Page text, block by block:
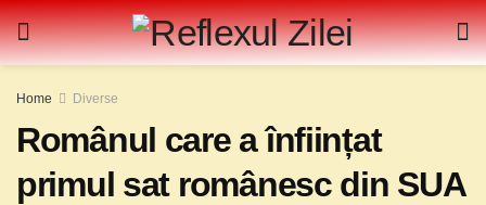
Home Diverse
Românul care a înființat
primul sat românesc din SUA